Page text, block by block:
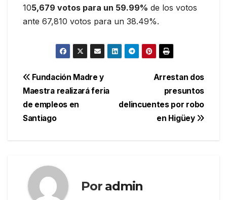
105,679 votos para un 59.99% de los votos
ante 67,810 votos para un 38.49%.
Navegación
de
entradas
Arrestan dos
presuntos
delincuentes por robo
en Higüey
Fundación Madre y
Maestra realizará feria
de empleos en
Santiago
Por admin